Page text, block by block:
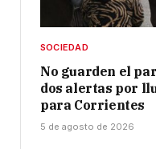
SOCIEDAD
No guarden el
dos alertas por
para Corrientes
5 de agosto de 2026